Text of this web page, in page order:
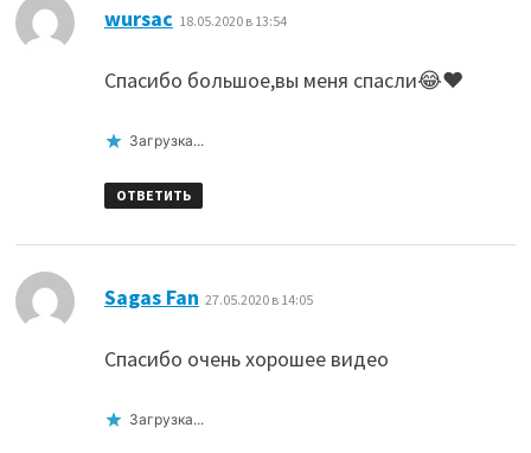
wursac 18.05.2020 в 13:54
Спасибо большое,вы меня спасли😂♥️
Загрузка...
ОТВЕТИТЬ
Sagas Fan 27.05.2020 в 14:05
Спасибо очень хорошее видео
Загрузка...